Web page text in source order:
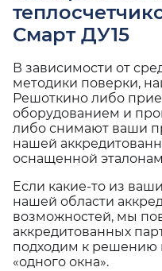
Смарт ДУ15
В зависимости от
методики поверки,
Решоткино либо
оборудованием и
либо снимают ваши
нашей
оснащенной
Если какие-то из
нашей области
возможностей, мы
аккредитованных
подходим к решению
«одного окна».